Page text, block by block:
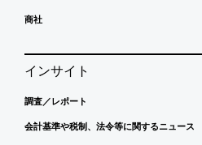
商社
インサイト
調査／レポート
会計基準や税制、法令等に関するニュース